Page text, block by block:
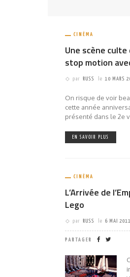
CINÉMA
Une scène
stop motion
par RUSS le 10 MARS
On risque de voir
cette année
présenté dans le 2e
EN SAVOIR PLUS
CINÉMA
L’Arrivée de
Lego
par RUSS le 6 MAI 2011
PARTAGER